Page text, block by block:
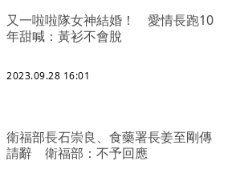
又一啦啦隊女神結婚！ 愛情長跑10
年甜喊：黃衫不會脫
2023.09.28 16:01
衛福部長石崇良、食藥署長姜至剛傳
請辭 衛福部：不予回應